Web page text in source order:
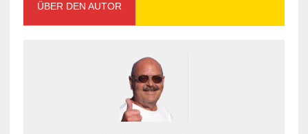
ÜBER DEN AUTOR